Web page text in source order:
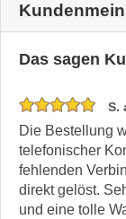
Das sagen
S.
Die Bestellung
telefonischer
fehlenden
direkt gelöst.
und eine tolle